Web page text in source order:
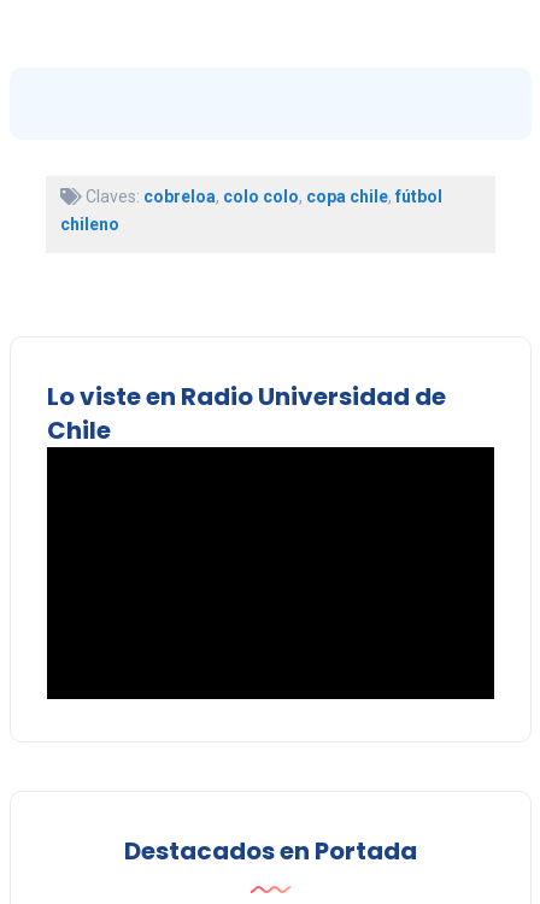
Claves: cobreloa, colo colo, copa chile,fútbol
chileno
Lo viste en Radio Universidad de
Chile
Destacados en Portada